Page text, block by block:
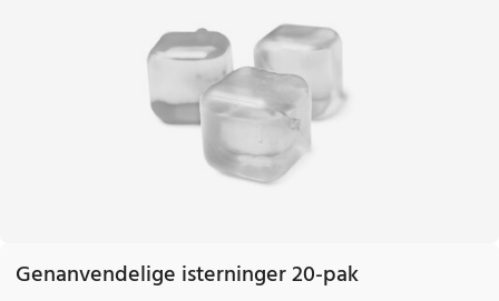
Genanvendelige isterninger 20-pak